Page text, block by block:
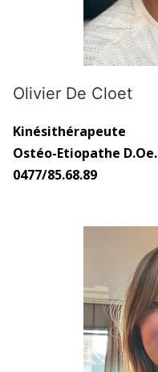
Olivier De Cloet
Kinésithérapeute
Ostéo-Etiopathe D.Oe.
0477/85.68.89